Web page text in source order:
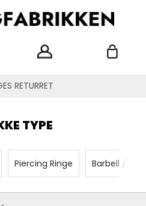
RETURRET
TYPE
Piercing Ringe Barbell /